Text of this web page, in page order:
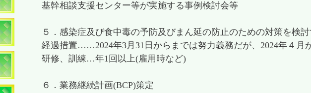
基幹相談支援センター等が実施する事例検討会等
５．感染症及び食中毒の予防及びまん延の防止のための対策を検
経過措置……2024年3月31日からまでは努力義務だが、2024年４月
研修、訓練…年1回以上(雇用時など)
６．業務継続計画(BCP)策定